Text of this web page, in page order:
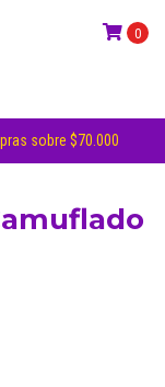
sobre $70.000
0